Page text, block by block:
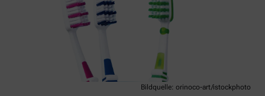
Bildquelle: orinoco-art/istockphoto